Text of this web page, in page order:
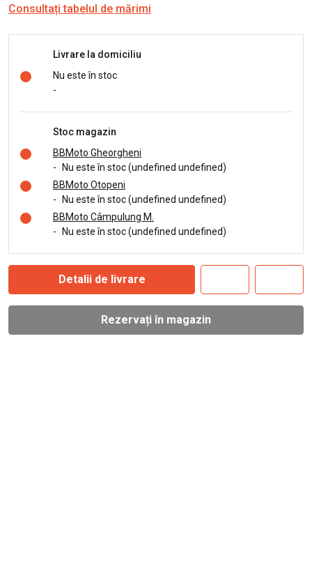
Consultați tabelul de mărimi
Livrare la domiciliu
Nu este în stoc
-
Stoc magazin
BBMoto Gheorgheni
-
Nu este în stoc (undefined undefined)
BBMoto Otopeni
-
Nu este în stoc (undefined undefined)
BBMoto Câmpulung M.
-
Nu este în stoc (undefined undefined)
Detalii de livrare
Rezervați în magazin